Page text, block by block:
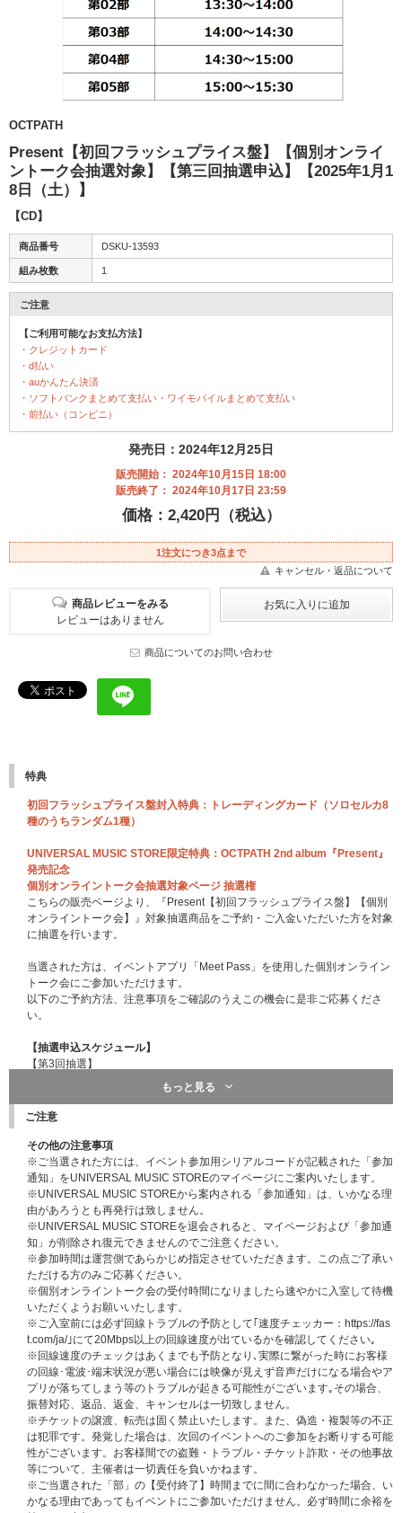
OCTPATH
Present【初回フラッシュプライス盤】【個別オンライ
ントーク会抽選対象】【第三回抽選申込】【2025年1月1
8日（土）】
【CD】
商品番号 DSKU-13593
組み枚数 1
ご注意
【ご利用可能なお支払方法】
・クレジットカード
・d払い
・auかんたん決済
・ソフトバンクまとめて支払い・ワイモバイルまとめて支払い
・前払い（コンビニ）
発売日：2024年12月25日
販売開始： 2024年10月15日 18:00
販売終了： 2024年10月17日 23:59
価格：2,420円（税込）
1注文につき3点まで
キャンセル・返品について
商品レビューをみる
レビューはありません
商品についてのお問い合わせ
特典
初回フラッシュプライス盤封入特典：トレーディングカード（ソロセルカ8
種のうちランダム1種）
UNIVERSAL MUSIC STORE限定特典：OCTPATH 2nd album『Present』
発売記念
個別オンライントーク会抽選対象ページ 抽選権
こちらの販売ページより、『Present【初回フラッシュプライス盤】【個別
オンライントーク会】』対象抽選商品をご予約・ご入金いただいた方を対象
に抽選を行います。
当選された方は、イベントアプリ「Meet Pass」を使用した個別オンライン
トーク会にご参加いただけます。
以下のご予約方法、注意事項をご確認のうえこの機会に是非ご応募くださ
い。
【抽選申込スケジュール】
【第3回抽選】
対象日程：2025年1月18日（土）【1部】～【5部】
受付期間：2024年10月15日（火）18:00 ～ 2024年10月17日（木）23:59
当落通知：2024年10月24日（木）15:00以降
※当落通知およびシリアル通知はUNIVERSAL MUSIC STOREのマイページ
にてご案内いたします。
※コンビニ前払いをご選択のお客様は、入金期間内に決済手続が完了した方
のみ個別オンライントーク会抽選お申込みの対象となります。
※クレジットカード、携帯キャリア決済をご利用いただいたお客様は、期間
内に注文完了いただければ、個別オンライントーク会抽選お申込みの対象と
なります。
※お支払方法は、クレジットカード、携帯キャリア決済（auかんたん決済
、ソフトバンクまとめて支払い、d払い）、コンビニ前払いのみとなりま
す。
【クレジットカード・携帯キャリア決済をご選択した際の注意事項】
クレジットカード、携帯キャリア決済をお支払い方法として選択された場
合、予約注文時に決済サービスの提供事業者に対し与信照会を行いますが、
予約注文時点から商品の発売日まで一定以上の期間があるとき、ご注文商品
の出荷時よりも前に再度与信照会を行う場合がございます。
再与信照会でエラーとなった場合、当社より他のお支払い方法をご案内させ
ていただく場合がございますが、このとき変更後のお支払い方法で必要とな
る手数料はお客様のご負担となります。また、支払い方法の変更および手数
料の発生を理由とした注文のキャンセルは承りかねます。あらかじめご了承
ください。
もっと見る
ご注意
その他の注意事項
※ご当選された方には、イベント参加用シリアルコードが記載された「参加
通知」をUNIVERSAL MUSIC STOREのマイページにご案内いたします。
※UNIVERSAL MUSIC STOREから案内される「参加通知」は、いかなる理
由があろうとも再発行は致しません。
※UNIVERSAL MUSIC STOREを退会されると、マイページおよび「参加通
知」が削除され復元できませんのでご注意ください。
※参加時間は運営側であらかじめ指定させていただきます。この点ご了承い
ただける方のみご応募ください。
※個別オンライントーク会の受付時間になりましたら速やかに入室して待機
いただくようお願いいたします。
※ご入室前には必ず回線トラブルの予防として｢速度チェッカー：https://fas
t.com/ja/｣にて20Mbps以上の回線速度が出ているかを確認してください｡
※回線速度のチェックはあくまでも予防となり､実際に繋がった時にお客様
の回線･電波･端末状況が悪い場合には映像が見えず音声だけになる場合やア
プリが落ちてしまう等のトラブルが起きる可能性がございます｡その場合、
振替対応、返品、返金、キャンセルは一切致しません。
※チケットの譲渡、転売は固く禁止いたします。また、偽造・複製等の不正
は犯罪です。発覚した場合は、次回のイベントへのご参加をお断りする可能
性がございます。お客様間での盗難・トラブル・チケット詐欺・その他事故
等について、主催者は一切責任を負いかねます。
※ご当選された「部」の【受付終了】時間までに間に合わなかった場合、い
かなる理由であってもイベントにご参加いただけません。必ず時間に余裕を